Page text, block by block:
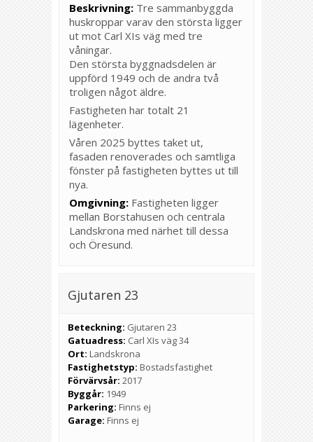
Beskrivning: Tre sammanbyggda
huskroppar varav den största ligger
ut mot Carl XIs väg med tre
våningar.
Den största byggnadsdelen är
uppförd 1949 och de andra två
troligen något äldre.
Fastigheten har totalt 21
lägenheter.
Våren 2025 byttes taket ut,
fasaden renoverades och samtliga
fönster på fastigheten byttes ut till
nya.
Omgivning: Fastigheten ligger
mellan Borstahusen och centrala
Landskrona med närhet till dessa
och Öresund.
Gjutaren 23
Beteckning: Gjutaren 23
Gatuadress: Carl XIs väg 34
Ort: Landskrona
Fastighetstyp: Bostadsfastighet
Förvärvsår: 2017
Byggår: 1949
Parkering: Finns ej
Garage: Finns ej